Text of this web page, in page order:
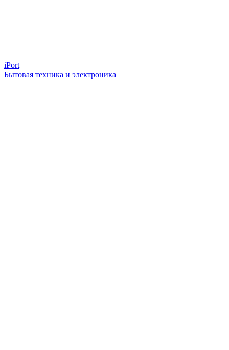
iPort
Бытовая техника и электроника